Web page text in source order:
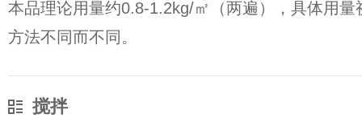
本品理论用量约0.8-1.2kg/㎡（两遍），具体用量
方法不同而不同。
搅拌